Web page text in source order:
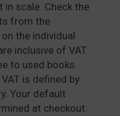
scale. Check the
from the
the individual
inclusive of VAT.
to used books.
is defined by
Your default
at checkout.